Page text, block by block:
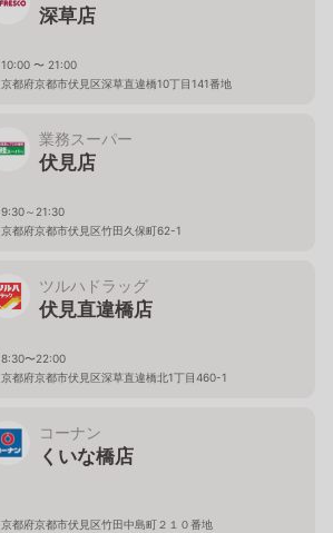
深草店
10:00 〜 21:00
京都府京都市伏見区深草直違橋10丁目141番地
業務スーパー
伏見店
9:30～21:30
京都府京都市伏見区竹田久保町62-1
ツルハドラッグ
伏見直違橋店
8:30〜22:00
京都府京都市伏見区深草直違橋北1丁目460-1
コーナン
くいな橋店
京都府京都市伏見区竹田中島町２１０番地